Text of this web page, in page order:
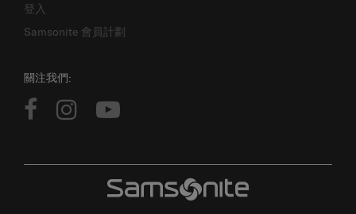
登入
Samsonite 會員計劃
關注我們: